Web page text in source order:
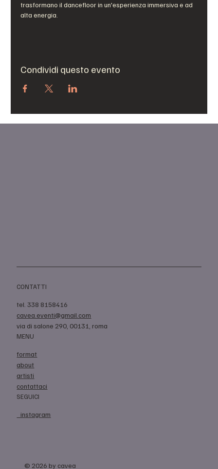
trasformano il dancefloor in un'esperienza immersiva e ad
alta energia.
Condividi questo evento
CONTATTI
tel. 338 8158416
cavea.eventi@gmail.com
via di salone 290, 00131, roma
MENU
format
about
artisti
contattaci
SEGUICI
instagram
© 2026 by cavea